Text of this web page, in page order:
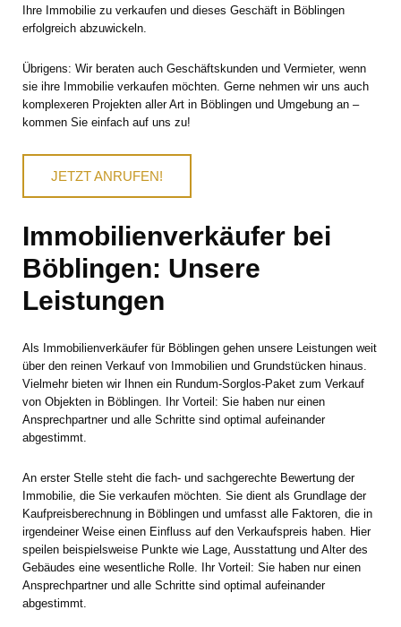
Ihre Immobilie zu verkaufen und dieses Geschäft in Böblingen
erfolgreich abzuwickeln.
Übrigens: Wir beraten auch Geschäftskunden und Vermieter, wenn
sie ihre Immobilie verkaufen möchten. Gerne nehmen wir uns auch
komplexeren Projekten aller Art in Böblingen und Umgebung an –
kommen Sie einfach auf uns zu!
JETZT ANRUFEN!
Immobilienverkäufer bei
Böblingen: Unsere
Leistungen
Als Immobilienverkäufer für Böblingen gehen unsere Leistungen weit
über den reinen Verkauf von Immobilien und Grundstücken hinaus.
Vielmehr bieten wir Ihnen ein Rundum-Sorglos-Paket zum Verkauf
von Objekten in Böblingen. Ihr Vorteil: Sie haben nur einen
Ansprechpartner und alle Schritte sind optimal aufeinander
abgestimmt.
An erster Stelle steht die fach- und sachgerechte Bewertung der
Immobilie, die Sie verkaufen möchten. Sie dient als Grundlage der
Kaufpreisberechnung in Böblingen und umfasst alle Faktoren, die in
irgendeiner Weise einen Einfluss auf den Verkaufspreis haben. Hier
speilen beispielsweise Punkte wie Lage, Ausstattung und Alter des
Gebäudes eine wesentliche Rolle. Ihr Vorteil: Sie haben nur einen
Ansprechpartner und alle Schritte sind optimal aufeinander
abgestimmt.